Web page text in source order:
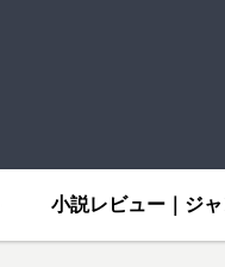
小説レビュー｜ジ